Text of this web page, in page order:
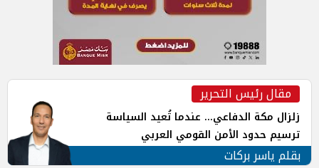
مقال رئيس التحرير
زلزال مكة الدفاعي... عندما تُعيد السياسة
ترسيم حدود الأمن القومي العربي
بقلم ياسر بركات